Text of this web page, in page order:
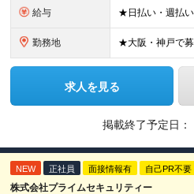
給与
勤務地
求人を見る
掲載終了予定日：
NEW 正社員 面接情報有 自己PR不要
株式会社プライムセキュリティー